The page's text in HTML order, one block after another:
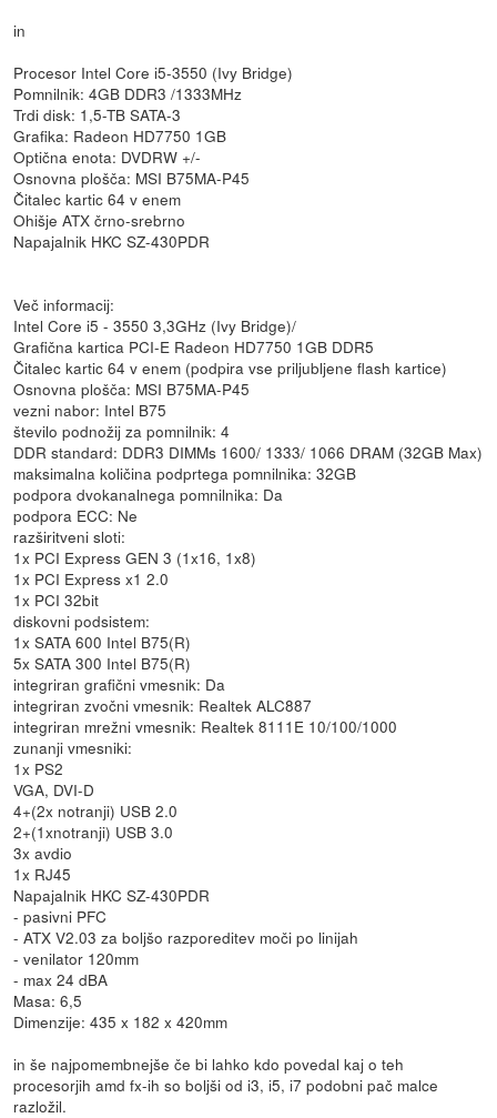
in
Procesor Intel Core i5-3550 (Ivy Bridge)
Pomnilnik: 4GB DDR3 /1333MHz
Trdi disk: 1,5-TB SATA-3
Grafika: Radeon HD7750 1GB
Optična enota: DVDRW +/-
Osnovna plošča: MSI B75MA-P45
Čitalec kartic 64 v enem
Ohišje ATX črno-srebrno
Napajalnik HKC SZ-430PDR
Več informacij:
Intel Core i5 - 3550 3,3GHz (Ivy Bridge)/
Grafična kartica PCI-E Radeon HD7750 1GB DDR5
Čitalec kartic 64 v enem (podpira vse priljubljene flash kartice)
Osnovna plošča: MSI B75MA-P45
vezni nabor: Intel B75
število podnožij za pomnilnik: 4
DDR standard: DDR3 DIMMs 1600/ 1333/ 1066 DRAM (32GB Max)
maksimalna količina podprtega pomnilnika: 32GB
podpora dvokanalnega pomnilnika: Da
podpora ECC: Ne
razširitveni sloti:
1x PCI Express GEN 3 (1x16, 1x8)
1x PCI Express x1 2.0
1x PCI 32bit
diskovni podsistem:
1x SATA 600 Intel B75(R)
5x SATA 300 Intel B75(R)
integriran grafični vmesnik: Da
integriran zvočni vmesnik: Realtek ALC887
integriran mrežni vmesnik: Realtek 8111E 10/100/1000
zunanji vmesniki:
1x PS2
VGA, DVI-D
4+(2x notranji) USB 2.0
2+(1xnotranji) USB 3.0
3x avdio
1x RJ45
Napajalnik HKC SZ-430PDR
- pasivni PFC
- ATX V2.03 za boljšo razporeditev moči po linijah
- venilator 120mm
- max 24 dBA
Masa: 6,5
Dimenzije: 435 x 182 x 420mm
in še najpomembnejše če bi lahko kdo povedal kaj o teh
procesorjih amd fx-ih so boljši od i3, i5, i7 podobni pač malce
razložil.